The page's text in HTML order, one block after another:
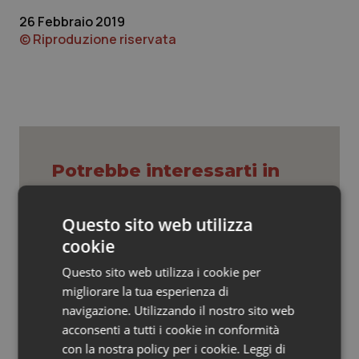
Veneto
Oncoematologia
Psoriasi & pelle
Quotidiano Cardiologia
Quotidiano Oncologia
Quotidiano Pediatria
Rene & patologie urogenitali
26 Febbraio 2019
© Riproduzione riservata
Potrebbe interessarti in
Settimana della Scienza dello
comprendere il presente
Regione Lombardia scrive al ministro
Schillaci: “Gli attuali indicatori non
fotografano la qualità reale del Ssn”
Questo sito web utilizza
cookie
Questo sito web utilizza i cookie per
migliorare la tua esperienza di
navigazione. Utilizzando il nostro sito web
acconsenti a tutti i cookie in conformità
con la nostra policy per i cookie. Leggi di